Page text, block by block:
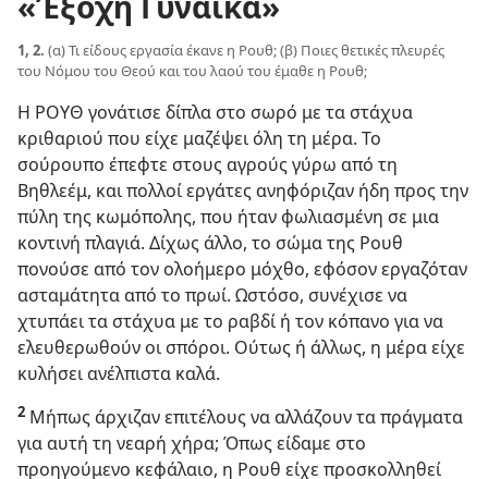
1, 2. (α) Τι είδους εργασία έκανε η Ρουθ; (β) Ποιες θετικές πλευρές
του Νόμου του Θεού και του λαού του έμαθε η Ρουθ;
Η ΡΟΥΘ γονάτισε δίπλα στο σωρό με τα στάχυα
κριθαριού που είχε μαζέψει όλη τη μέρα. Το
σούρουπο έπεφτε στους αγρούς γύρω από τη
Βηθλεέμ, και πολλοί εργάτες ανηφόριζαν ήδη προς την
πύλη της κωμόπολης, που ήταν φωλιασμένη σε μια
κοντινή πλαγιά. Δίχως άλλο, το σώμα της Ρουθ
πονούσε από τον ολοήμερο μόχθο, εφόσον εργαζόταν
ασταμάτητα από το πρωί. Ωστόσο, συνέχισε να
χτυπάει τα στάχυα με το ραβδί ή τον κόπανο για να
ελευθερωθούν οι σπόροι. Ούτως ή άλλως, η μέρα είχε
κυλήσει ανέλπιστα καλά.
2 Μήπως άρχιζαν επιτέλους να αλλάζουν τα πράγματα
για αυτή τη νεαρή χήρα; Όπως είδαμε στο
προηγούμενο κεφάλαιο, η Ρουθ είχε προσκολληθεί